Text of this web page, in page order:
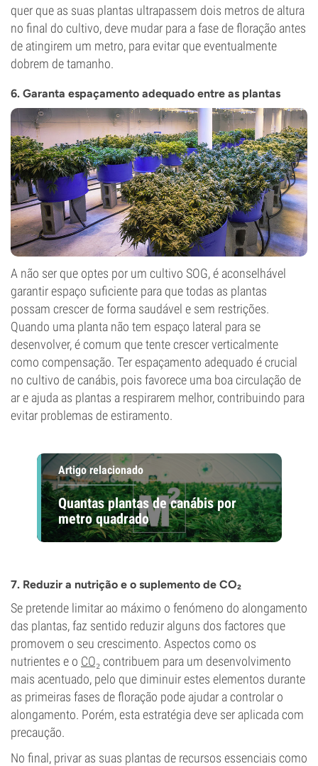
quer que as suas plantas ultrapassem dois metros de altura
no final do cultivo, deve mudar para a fase de floração antes
de atingirem um metro, para evitar que eventualmente
dobrem de tamanho.
6. Garanta espaçamento adequado entre as plantas
A não ser que optes por um cultivo SOG, é aconselhável
garantir espaço suficiente para que todas as plantas
possam crescer de forma saudável e sem restrições.
Quando uma planta não tem espaço lateral para se
desenvolver, é comum que tente crescer verticalmente
como compensação. Ter espaçamento adequado é crucial
no cultivo de canábis, pois favorece uma boa circulação de
ar e ajuda as plantas a respirarem melhor, contribuindo para
evitar problemas de estiramento.
Artigo relacionado
Quantas plantas de canábis por
metro quadrado
7. Reduzir a nutrição e o suplemento de CO₂
Se pretende limitar ao máximo o fenómeno do alongamento
das plantas, faz sentido reduzir alguns dos factores que
promovem o seu crescimento. Aspectos como os
nutrientes e o CO₂ contribuem para um desenvolvimento
mais acentuado, pelo que diminuir estes elementos durante
as primeiras fases de floração pode ajudar a controlar o
alongamento. Porém, esta estratégia deve ser aplicada com
precaução.
No final, privar as suas plantas de recursos essenciais como